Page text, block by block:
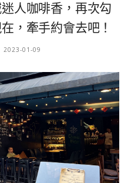
人咖啡香，再次勾
，牽手約會去吧！
2023-01-09